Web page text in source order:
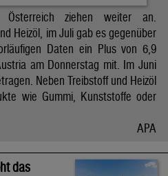
Österreich ziehen weiter an.
Heizöl, im Juli gab es gegenüber
Daten ein Plus von 6,9
am Donnerstag mit. Im Juni
Neben Treibstoff und Heizöl
wie Gummi, Kunststoffe oder
APA
das